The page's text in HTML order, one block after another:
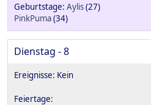
Aylis(27)
PinkPuma(34)
Dienstag - 8